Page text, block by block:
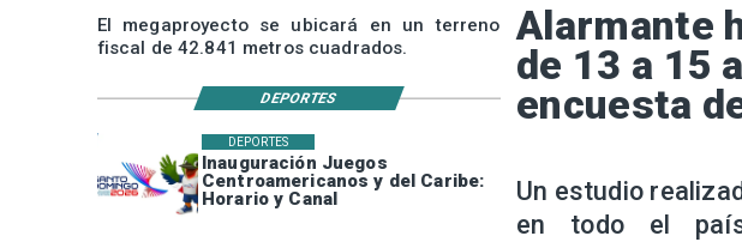
Inauguración Juegos
Centroamericanos y del Caribe:
Horario y Canal
DEPORTES
El megaproyecto se ubicará en un terreno
fiscal de 42.841 metros cuadrados.
Alarmante
de 13 a 15
encuesta
Un estudio
en todo el
DEPORTES